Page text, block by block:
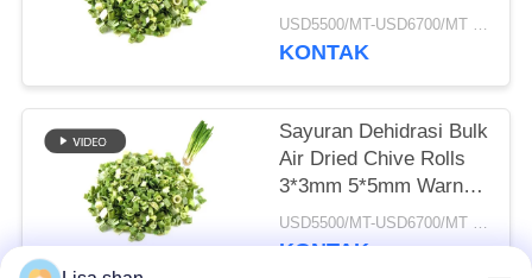
3x3mm Ukuran Tidak
Ada Aditif Pemasok
USD5500/MT-USD6700/MT MOQ:2mt
KONTAK
Sayuran Dehidrasi Bulk
Air Dried Chive Rolls
3*3mm 5*5mm Warna
Alami Rasa Tidak Ada
Aditif Max 7%
USD5500/MT-USD6700/MT MOQ:2mt
KONTAK